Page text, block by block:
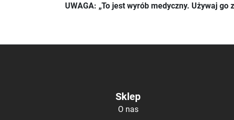
UWAGA: „To jest wyrób medyczny. Używaj
Sklep
O nas